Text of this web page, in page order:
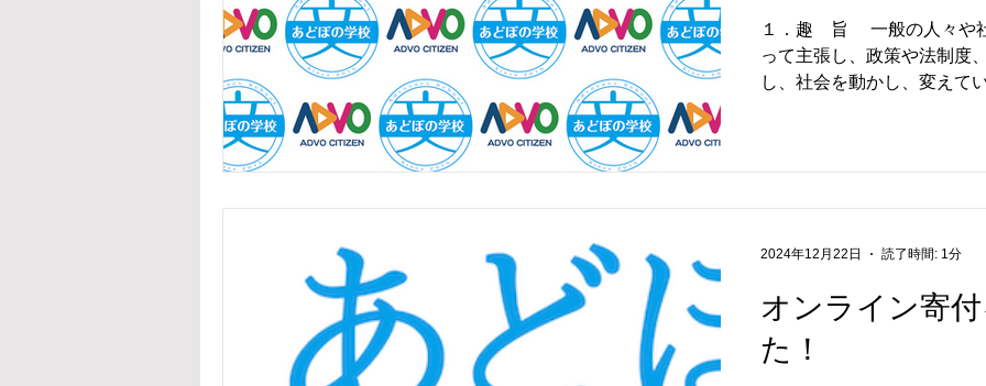
ドボカシーと
を模索する」
１．趣 旨 一般の人々や
って主張し、政策や法制度
し、社会を動かし、変えて
オンライン寄
た！
2024年12月22日 読了時間: 1分